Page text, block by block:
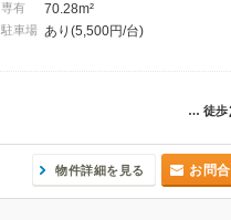
専有 70.28m²
駐車場 あり(5,500円/台)
… 徒歩
物件詳細を見る お問